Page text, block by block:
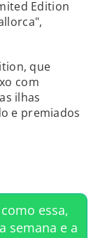
Edition
que
com
ilhas
e premiados
essa,
semana e a